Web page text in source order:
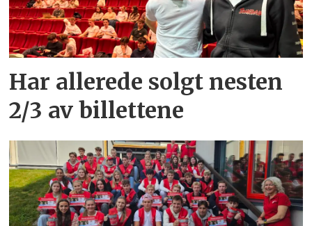
Har allerede solgt nesten
2/3 av billettene